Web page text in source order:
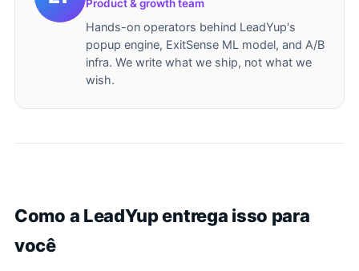
Product & growth team
Hands-on operators behind LeadYup's
popup engine, ExitSense ML model, and A/B
infra. We write what we ship, not what we
wish.
Como a LeadYup entrega isso para
você